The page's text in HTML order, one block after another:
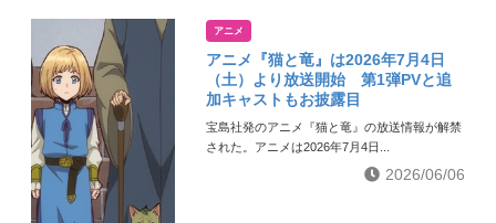
アニメ
アニメ『猫と竜』は2026年7月4日
（土）より放送開始 第1弾PVと追
加キャストもお披露目
宝島社発のアニメ『猫と竜』の放送情報が解禁
された。アニメは2026年7月4日...
2026/06/06